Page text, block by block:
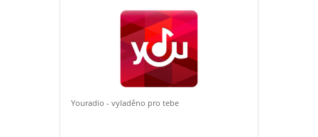
Youradio - vyladěno pro tebe